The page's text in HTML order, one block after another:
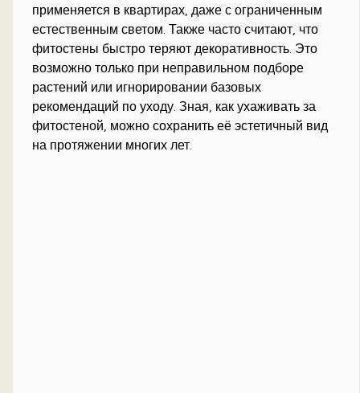
применяется в квартирах, даже с ограниченным
естественным светом. Также часто считают, что
фитостены быстро теряют декоративность. Это
возможно только при неправильном подборе
растений или игнорировании базовых
рекомендаций по уходу. Зная, как ухаживать за
фитостеной, можно сохранить её эстетичный вид
на протяжении многих лет.